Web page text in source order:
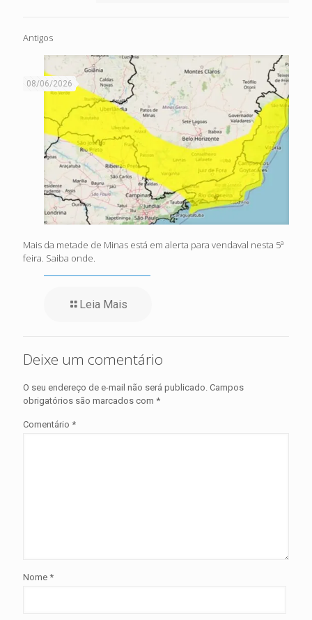
Antigos
08/06/2026
Mais da metade de Minas está em alerta para vendaval nesta 5ª
feira. Saiba onde.
Leia Mais
Deixe um comentário
O seu endereço de e-mail não será publicado. Campos
obrigatórios são marcados com *
Comentário *
Nome *